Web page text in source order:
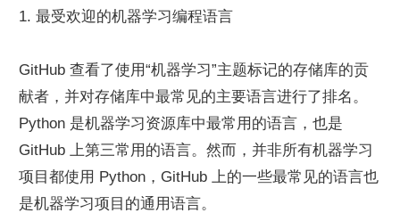
1. 最受欢迎的机器学习编程语言
GitHub 查看了使用“机器学习”主题标记的存储库的贡
献者，并对存储库中最常见的主要语言进行了排名。
Python 是机器学习资源库中最常用的语言，也是
GitHub 上第三常用的语言。然而，并非所有机器学习
项目都使用 Python，GitHub 上的一些最常见的语言也
是机器学习项目的通用语言。